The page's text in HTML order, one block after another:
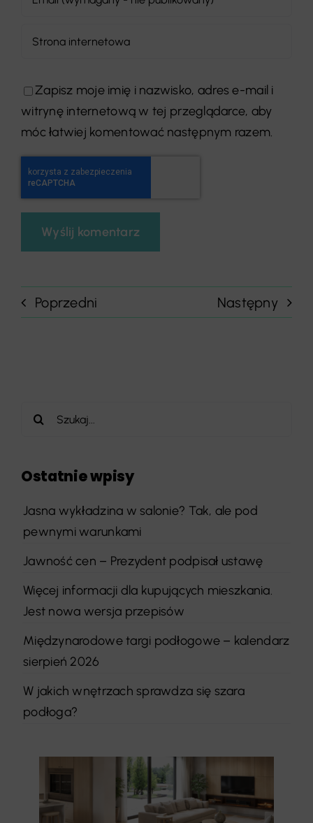
Zapisz moje imię i nazwisko, adres e-mail i
witrynę internetową w tej przeglądarce, aby
móc łatwiej komentować następnym razem.
Poprzedni Następny
Szukaj
Ostatnie wpisy
Jasna wykładzina w salonie? Tak, ale pod
pewnymi warunkami
Jawność cen – Prezydent podpisał ustawę
Więcej informacji dla kupujących mieszkania.
Jest nowa wersja przepisów
Międzynarodowe targi podłogowe – kalendarz
sierpień 2026
W jakich wnętrzach sprawdza się szara
podłoga?